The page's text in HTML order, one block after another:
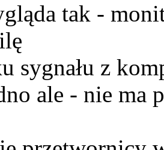
tak -
sygnału z
ale - nie ma